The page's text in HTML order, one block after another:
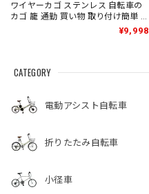
CATEGORY
電動アシスト自転車
折りたたみ自転車
小径車
ワイヤーカゴ ステンレス 自転車の
カゴ 籠 通勤 買い物 取り付け簡単 マ
マチャリ PROVROS(プロブロス)
¥9,998